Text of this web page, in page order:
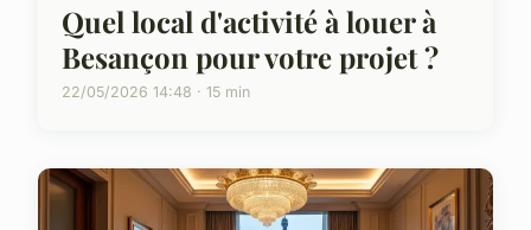
Quel local d'activité à louer à
Besançon pour votre projet ?
22/05/2026 14:48 · 15 min